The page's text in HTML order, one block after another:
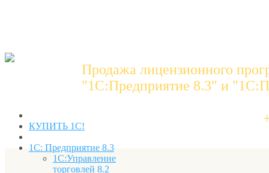
Продажа лицензионного
"1C:Предприятие 8.3" и
КУПИТЬ 1С!
1С: Предприятие 8.3
1С:Управление
торговлей 8.2